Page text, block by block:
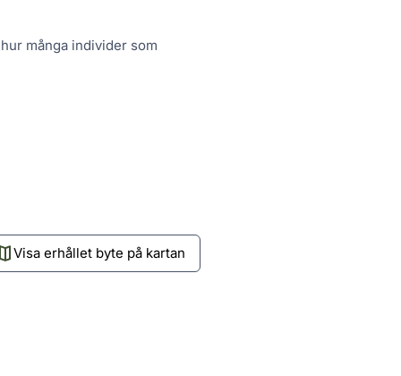
många individer som
Visa erhållet byte på kartan